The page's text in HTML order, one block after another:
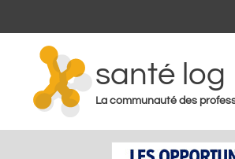
santé log
La communauté des